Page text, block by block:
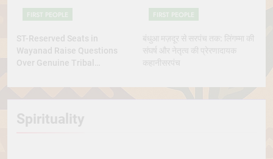
FIRST PEOPLE
ST-Reserved Seats in
Wayanad Raise Questions
Over Genuine Tribal
FIRST PEOPLE
बंधुआ मज़दूर से सरपंच तक: लिंगम्मा की
संघर्ष और नेतृत्व की प्रेरणादायक
कहानीसरपंच
Spirituality